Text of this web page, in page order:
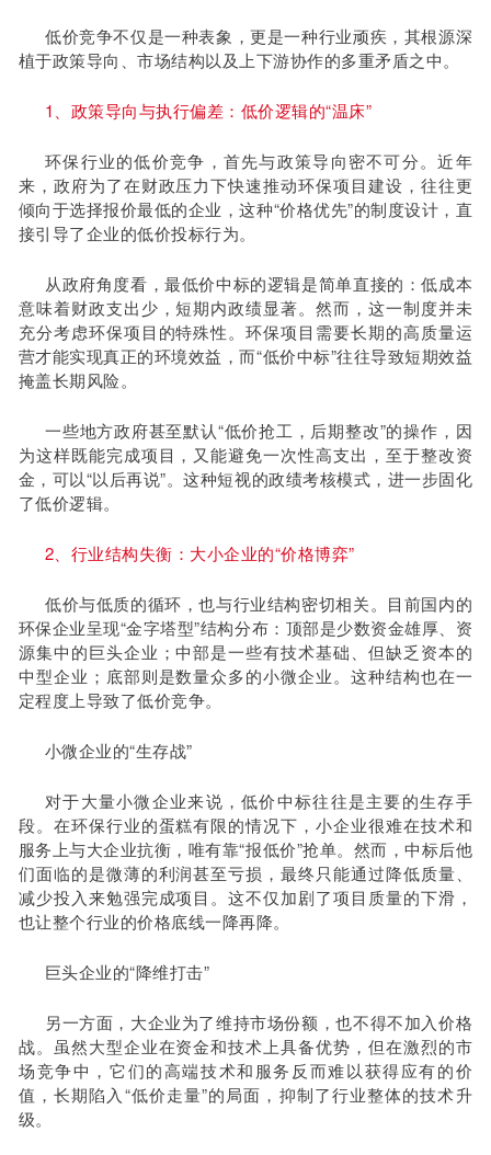
低价竞争不仅是一种表象，更是一种行业顽疾，其根源深
植于政策导向、市场结构以及上下游协作的多重矛盾之中。
1、政策导向与执行偏差：低价逻辑的“温床”
环保行业的低价竞争，首先与政策导向密不可分。近年
来，政府为了在财政压力下快速推动环保项目建设，往往更
倾向于选择报价最低的企业，这种“价格优先”的制度设计，直
接引导了企业的低价投标行为。
从政府角度看，最低价中标的逻辑是简单直接的：低成本
意味着财政支出少，短期内政绩显著。然而，这一制度并未
充分考虑环保项目的特殊性。环保项目需要长期的高质量运
营才能实现真正的环境效益，而“低价中标”往往导致短期效益
掩盖长期风险。
一些地方政府甚至默认“低价抢工，后期整改”的操作，因
为这样既能完成项目，又能避免一次性高支出，至于整改资
金，可以“以后再说”。这种短视的政绩考核模式，进一步固化
了低价逻辑。
2、行业结构失衡：大小企业的“价格博弈”
低价与低质的循环，也与行业结构密切相关。目前国内的
环保企业呈现“金字塔型”结构分布：顶部是少数资金雄厚、资
源集中的巨头企业；中部是一些有技术基础、但缺乏资本的
中型企业；底部则是数量众多的小微企业。这种结构也在一
定程度上导致了低价竞争。
小微企业的“生存战”
对于大量小微企业来说，低价中标往往是主要的生存手
段。在环保行业的蛋糕有限的情况下，小企业很难在技术和
服务上与大企业抗衡，唯有靠“报低价”抢单。然而，中标后他
们面临的是微薄的利润甚至亏损，最终只能通过降低质量、
减少投入来勉强完成项目。这不仅加剧了项目质量的下滑，
也让整个行业的价格底线一降再降。
巨头企业的“降维打击”
另一方面，大企业为了维持市场份额，也不得不加入价格
战。虽然大型企业在资金和技术上具备优势，但在激烈的市
场竞争中，它们的高端技术和服务反而难以获得应有的价
值，长期陷入“低价走量”的局面，抑制了行业整体的技术升
级。